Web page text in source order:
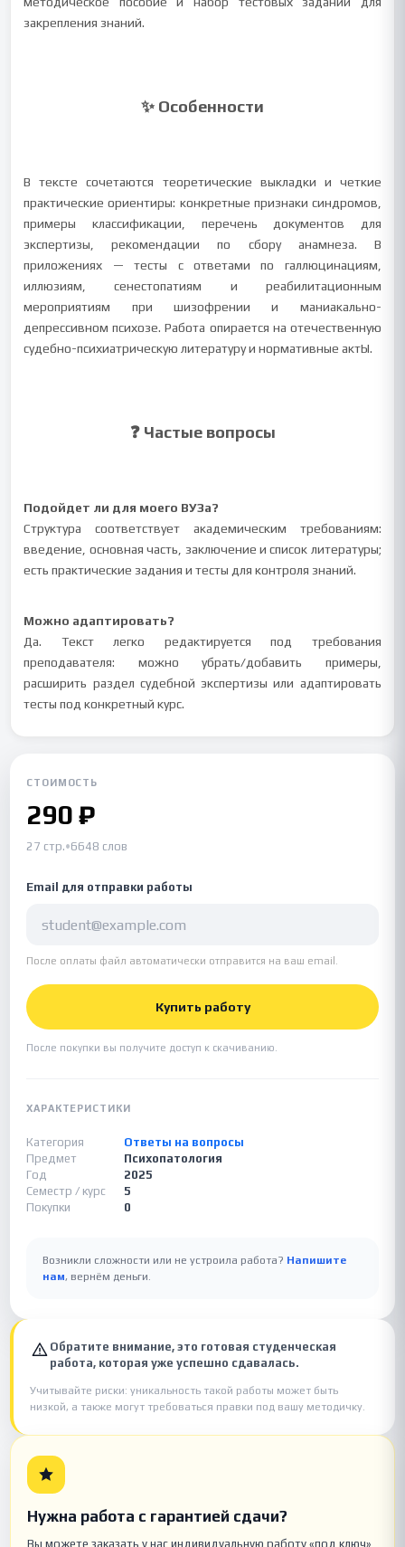
закрепления знаний.
✨ Особенности
В тексте сочетаются теоретические выкладки и четкие
практические ориентиры: конкретные признаки синдромов,
примеры классификации, перечень документов для
экспертизы, рекомендации по сбору анамнеза. В
приложениях — тесты с ответами по галлюцинациям,
иллюзиям, сенестопатиям и реабилитационным
мероприятиям при шизофрении и маниакально-
депрессивном психозе. Работа опирается на отечественную
судебно-психиатрическую литературу и нормативные актЫ.
❓ Частые вопросы
Подойдет ли для моего ВУЗа?
Структура соответствует академическим требованиям:
введение, основная часть, заключение и список литературы;
есть практические задания и тесты для контроля знаний.
Можно адаптировать?
Да. Текст легко редактируется под требования
преподавателя: можно убрать/добавить примеры,
расширить раздел судебной экспертизы или адаптировать
тесты под конкретный курс.
СТОИМОСТЬ
290 ₽
27 стр.•6648 слов
Email для отправки работы
После оплаты файл автоматически отправится на ваш email.
Купить работу
После покупки вы получите доступ к скачиванию.
ХАРАКТЕРИСТИКИ
Категория
Ответы на вопросы
Предмет
Психопатология
Год
2025
Семестр / курс
5
Покупки
0
Возникли сложности или не устроила работа? Напишите
нам, вернём деньги.
Обратите внимание, это готовая студенческая
работа, которая уже успешно сдавалась.
Учитывайте риски: уникальность такой работы может быть
низкой, а также могут требоваться правки под вашу методичку.
Нужна работа с гарантией сдачи?
Вы можете заказать у нас индивидуальную работу «под ключ»